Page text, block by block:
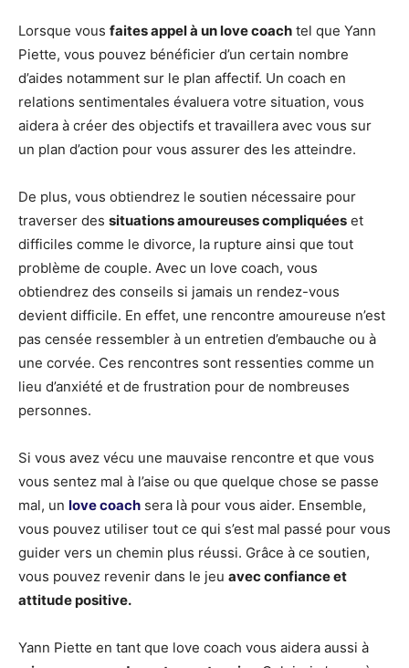
Lorsque vous faites appel à un love coach tel que Yann
Piette, vous pouvez bénéficier d’un certain nombre
d’aides notamment sur le plan affectif. Un coach en
relations sentimentales évaluera votre situation, vous
aidera à créer des objectifs et travaillera avec vous sur
un plan d’action pour vous assurer des les atteindre.
De plus, vous obtiendrez le soutien nécessaire pour
traverser des situations amoureuses compliquées et
difficiles comme le divorce, la rupture ainsi que tout
problème de couple. Avec un love coach, vous
obtiendrez des conseils si jamais un rendez-vous
devient difficile. En effet, une rencontre amoureuse n’est
pas censée ressembler à un entretien d’embauche ou à
une corvée. Ces rencontres sont ressenties comme un
lieu d’anxiété et de frustration pour de nombreuses
personnes.
Si vous avez vécu une mauvaise rencontre et que vous
vous sentez mal à l’aise ou que quelque chose se passe
mal, un love coach sera là pour vous aider. Ensemble,
vous pouvez utiliser tout ce qui s’est mal passé pour vous
guider vers un chemin plus réussi. Grâce à ce soutien,
vous pouvez revenir dans le jeu avec confiance et
attitude positive.
Yann Piette en tant que love coach vous aidera aussi à